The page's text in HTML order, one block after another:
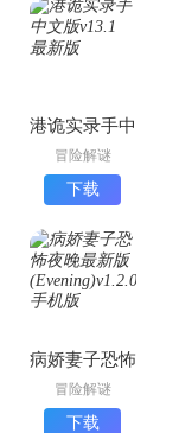
港诡实录手中
文版
冒险解谜
下载
病娇妻子恐怖
夜晚最新版
(Evening)
冒险解谜
下载